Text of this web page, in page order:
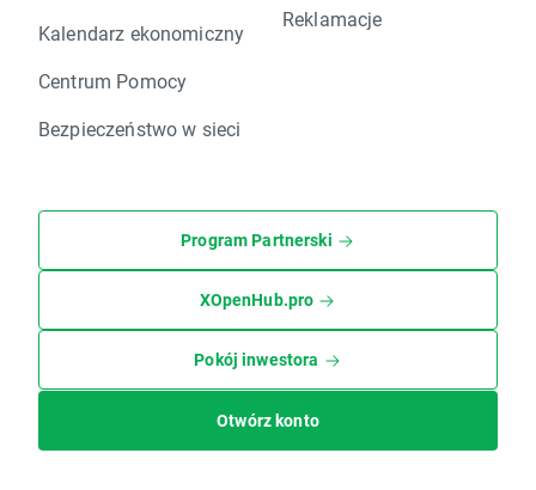
Kalendarz ekonomiczny
Centrum Pomocy
Bezpieczeństwo w sieci
Reklamacje
Program Partnerski
XOpenHub.pro
Pokój inwestora
Otwórz konto